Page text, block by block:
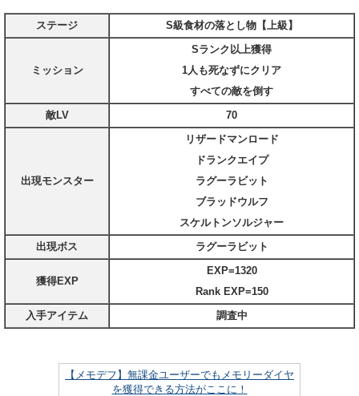
ステージ S級食材の落とし物【上級】
ミッション
Sランク以上獲得
1人も死なずにクリア
すべての敵を倒す
敵LV
70
出現モンスター
リザードマンロード
ドランクエイプ
ラグーラビット
ブラッドウルフ
スケルトンソルジャー
出現ボス
ラグーラビット
獲得EXP
EXP=1320
Rank EXP=150
入手アイテム
調査中
【メモデフ】無課金ユーザーでもメモリーダイヤ
を獲得できる方法がここに！